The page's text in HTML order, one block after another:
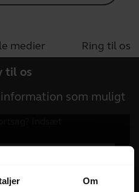
Om
medier Ring til os
til os
information som muligt